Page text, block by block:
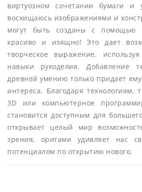
виртуозном сочетании бумаги и
восхищаюсь изображениями и
могут быть созданы с помощью
красиво и изящно! Это дает
творческое выражение,
навыки рукоделия. Добавление
древней умению только придает
интереса. Благодаря технологиям,
3D или компьютерное
становится доступным для
открывает целый мир
зрения, оригами удивляет нас
потенциалом по открытию нового.